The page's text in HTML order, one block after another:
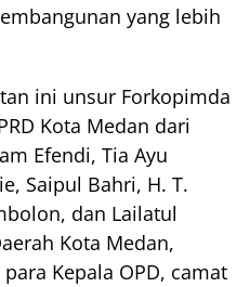
yang lebih
ini unsur Forkopimda
Kota Medan dari
Efendi, Tia Ayu
Saipul Bahri, H. T.
dan Lailatul
Kota Medan,
Kepala OPD, camat